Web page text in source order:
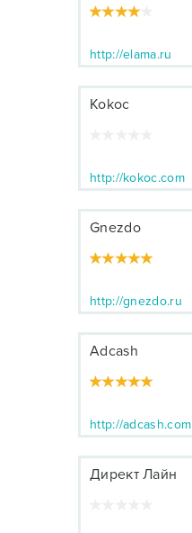
http://elama.ru
Kokoc
http://kokoc.com
Gnezdo
http://gnezdo.ru
Adcash
http://adcash.com
Директ Лайн